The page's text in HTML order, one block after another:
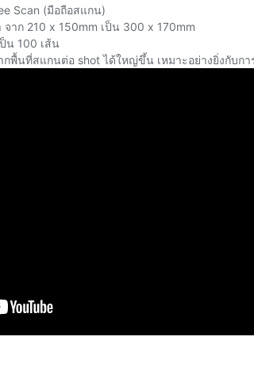
Scan (มือถือสแกน)
าก 210 x 150mm เป็น 300 x 170mm
น 100 เส้น
กพื้นที่สแกนต่อ shot ได้ใหญ่ขึ้น เหมาะอย่างยิ่งกับ